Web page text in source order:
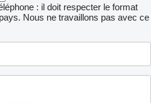
: il doit respecter le format
Nous ne travaillons pas avec ce